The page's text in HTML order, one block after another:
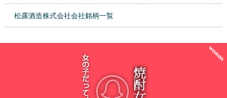
松露酒造株式会社会社銘柄一覧